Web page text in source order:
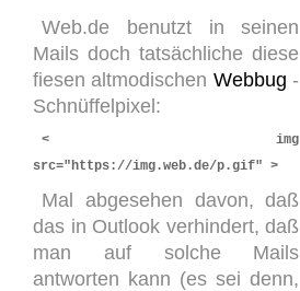
Web.de benutzt in seinen
Mails doch tatsächliche diese
fiesen altmodischen Webbug -
Schnüffelpixel:
< img
src="https://img.web.de/p.gif" >
Mal abgesehen davon, daß
das in Outlook verhindert, daß
man auf solche Mails
antworten kann (es sei denn,